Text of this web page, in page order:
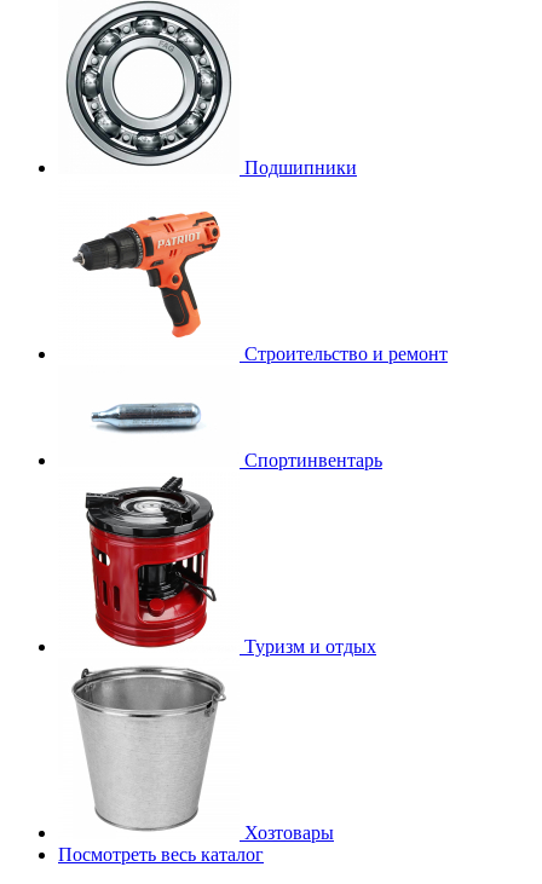
Подшипники
Строительство и ремонт
Спортинвентарь
Туризм и отдых
Хозтовары
Посмотреть весь каталог